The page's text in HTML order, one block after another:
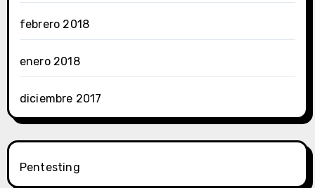
febrero 2018
enero 2018
diciembre 2017
Pentesting